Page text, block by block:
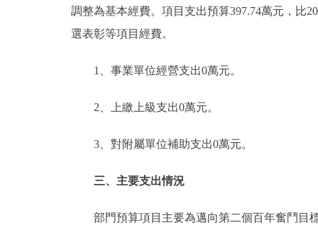
調整為基本經費。項目支出預算397.74萬元，比
選表彰等項目經費。
1、事業單位經營支出0萬元。
2、上繳上級支出0萬元。
3、對附屬單位補助支出0萬元。
三、主要支出情況
部門預算項目主要為邁向第二個百年奮鬥目標